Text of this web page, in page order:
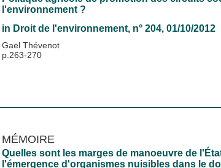
l'environnement ?
in Droit de l'environnement, n° 204, 01/10/2012
Gaël Thévenot
p.263-270
MÉMOIRE
Quelles sont les marges de manoeuvre de
l'émergence d'organismes nuisibles dans le